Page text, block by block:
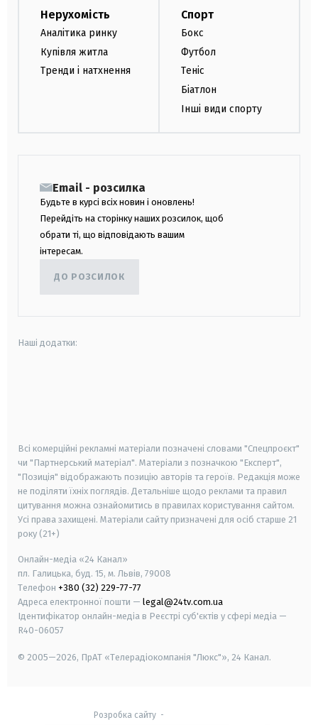
Нерухомість
Аналітика ринку
Купівля житла
Тренди і натхнення
Спорт
Бокс
Футбол
Теніс
Біатлон
Інші види спорту
Email - розсилка
Будьте в курсі всіх новин і оновлень!
Перейдіть на сторінку наших розсилок, щоб
обрати ті, що відповідають вашим
інтересам.
ДО РОЗСИЛОК
Наші додатки:
Всі комерційні рекламні матеріали позначені словами "Спецпроєкт"
чи "Партнерський матеріал". Матеріали з позначкою "Експерт",
"Позиція" відображають позицію авторів та героїв. Редакція може
не поділяти їхніх поглядів. Детальніше щодо реклами та правил
цитування можна ознайомитись в правилах користування сайтом.
Усі права захищені. Матеріали сайту призначені для осіб старше 21
року (21+)
Онлайн-медіа «24 Канал»
пл. Галицька, буд. 15, м. Львів, 79008
Телефон +380 (32) 229-77-77
Адреса електронної пошти — legal@24tv.com.ua
Ідентифікатор онлайн-медіа в Реєстрі суб'єктів у сфері медіа —
R40-06057
© 2005—2026, ПрАТ «Телерадіокомпанія "Люкс"», 24 Канал.
Розробка сайту-